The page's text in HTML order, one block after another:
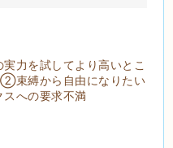
力を試してより高いとこ
束縛から自由になりたい
への要求不満